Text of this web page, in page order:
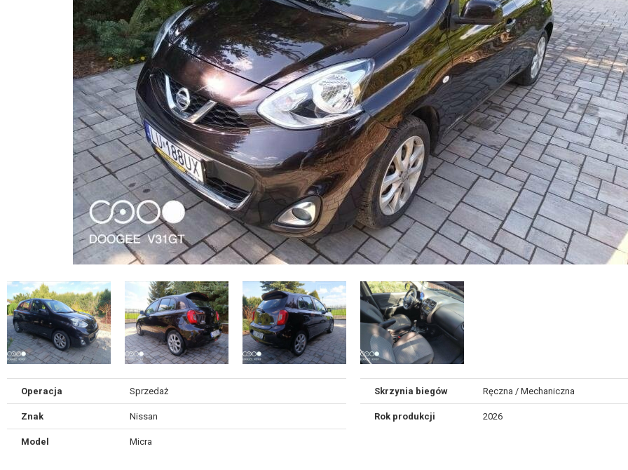
Operacja Sprzedaż
Znak Nissan
Model Micra
Skrzynia biegów Ręczna / Mechaniczna
Rok produkcji 2026